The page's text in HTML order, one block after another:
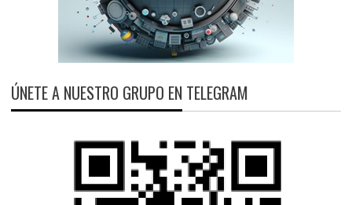
ÚNETE A NUESTRO GRUPO EN TELEGRAM